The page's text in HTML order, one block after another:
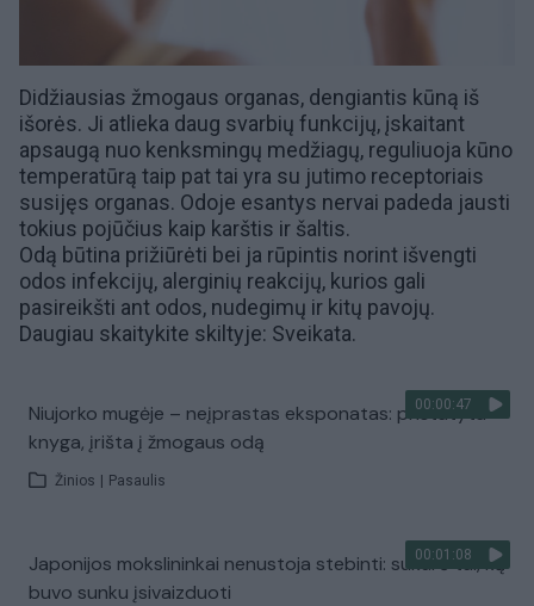
Didžiausias žmogaus organas, dengiantis kūną iš
išorės. Ji atlieka daug svarbių funkcijų, įskaitant
apsaugą nuo kenksmingų medžiagų, reguliuoja kūno
temperatūrą taip pat tai yra su jutimo receptoriais
susijęs organas. Odoje esantys nervai padeda jausti
tokius pojūčius kaip karštis ir šaltis.
Odą būtina prižiūrėti bei ja rūpintis norint išvengti
odos infekcijų, alerginių reakcijų, kurios gali
pasireikšti ant odos, nudegimų ir kitų pavojų.
Daugiau skaitykite skiltyje: Sveikata.
00:00:47
Niujorko mugėje – neįprastas eksponatas: pristatyta
knyga, įrišta į žmogaus odą
Žinios Pasaulis
00:01:08
Japonijos mokslininkai nenustoja stebinti: sukūrė tai, ką
buvo sunku įsivaizduoti